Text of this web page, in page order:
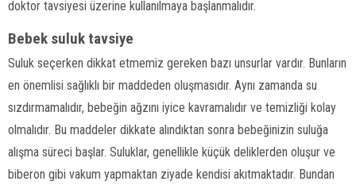
doktor tavsiyesi üzerine kullanılmaya başlanmalıdır.
Bebek suluk tavsiye
Suluk seçerken dikkat etmemiz gereken bazı unsurlar vardır. Bunların
en önemlisi sağlıklı bir maddeden oluşmasıdır. Aynı zamanda su
sızdırmamalıdır, bebeğin ağzını iyice kavramalıdır ve temizliği kolay
olmalıdır. Bu maddeler dikkate alındıktan sonra bebeğinizin suluğa
alışma süreci başlar. Suluklar, genellikle küçük deliklerden oluşur ve
biberon gibi vakum yapmaktan ziyade kendisi akıtmaktadır. Bundan